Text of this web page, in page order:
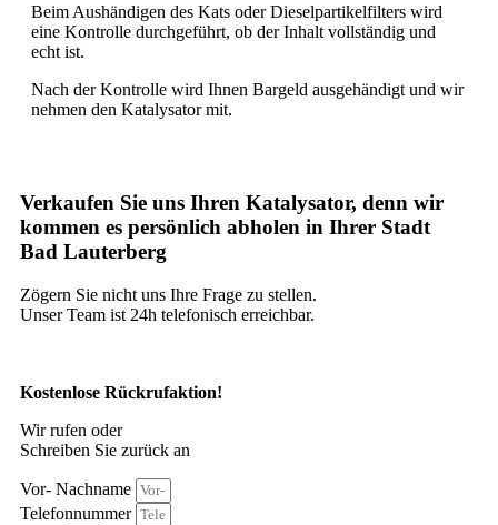
Beim Aushändigen des Kats oder Dieselpartikelfilters wird
eine Kontrolle durchgeführt, ob der Inhalt vollständig und
echt ist.
Nach der Kontrolle wird Ihnen Bargeld ausgehändigt und wir
nehmen den Katalysator mit.
Verkaufen Sie uns Ihren Katalysator, denn wir
kommen es persönlich abholen in Ihrer Stadt
Bad Lauterberg
Zögern Sie nicht uns Ihre Frage zu stellen.
Unser Team ist 24h telefonisch erreichbar.
Kostenlose Rückrufaktion!
Wir rufen oder
Schreiben Sie zurück an
Vor- Nachname
Telefonnummer